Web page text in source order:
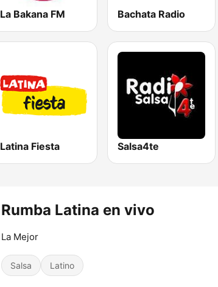
La Bakana FM Bachata Radio
Latina Fiesta Salsa4te
Rumba Latina en vivo
La Mejor
Salsa Latino